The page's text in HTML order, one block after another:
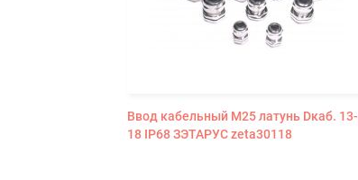
Ввод кабельный М25 латунь Dкаб. 13-
18 IP68 ЗЭТАРУС zeta30118